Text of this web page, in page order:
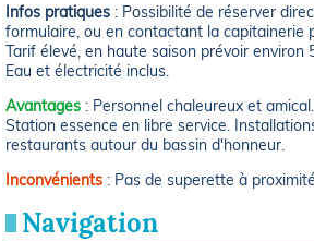
Infos pratiques : Possibilité de réserver
formulaire, ou en contactant la
Tarif élevé, en haute saison prévoir
Eau et électricité inclus.
Avantages : Personnel chaleureux et
Station essence en libre service.
restaurants autour du bassin d'honneur.
Inconvénients : Pas de superette à
Navigation